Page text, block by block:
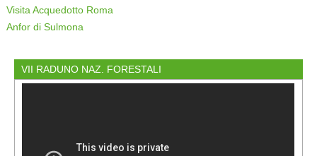
Visita Acquedotto Roma
Anfor di Sulmona
VII RADUNO NAZ. FORESTALI